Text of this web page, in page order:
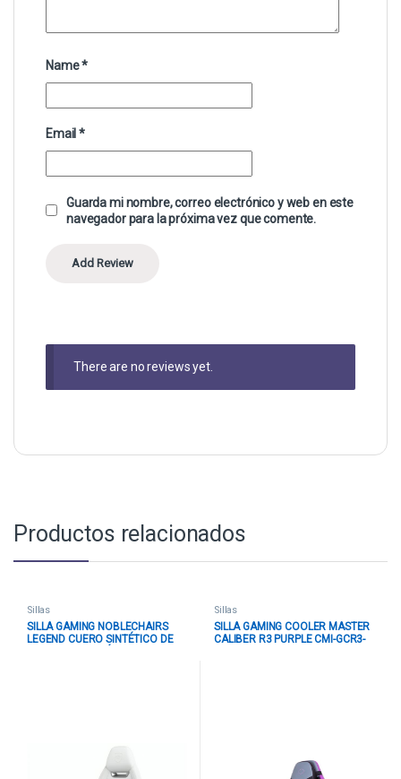
Name*
Email*
Guarda mi nombre, correo electrónico y web en este
navegador para la próxima vez que comente.
There are no reviews yet.
Productos relacionados
Sillas
SILLA GAMING NOBLECHAIRS
LEGEND CUERO SINTÉTICO DE
Sillas
SILLA GAMING COOLER MASTER
CALIBER R3 PURPLE CMI-GCR3-